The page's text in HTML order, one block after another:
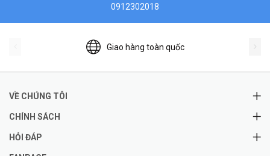
0912302018
Giao hàng toàn quốc
VỀ CHÚNG TÔI
CHÍNH SÁCH
HỎI ĐÁP